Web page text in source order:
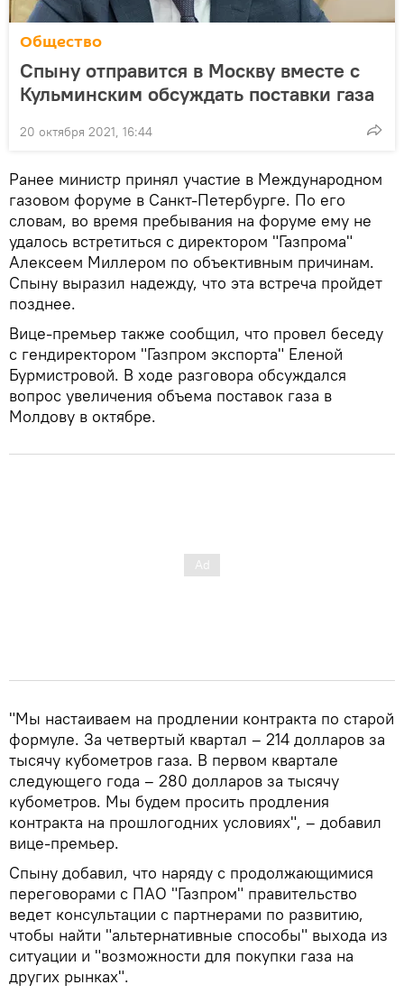
Общество
Спыну отправится в Москву вместе с
Кульминским обсуждать поставки газа
20 октября 2021, 16:44
Ранее министр принял участие в Международном
газовом форуме в Санкт-Петербурге. По его
словам, во время пребывания на форуме ему не
удалось встретиться с директором "Газпрома"
Алексеем Миллером по объективным причинам.
Спыну выразил надежду, что эта встреча пройдет
позднее.
Вице-премьер также сообщил, что провел беседу
с гендиректором "Газпром экспорта" Еленой
Бурмистровой. В ходе разговора обсуждался
вопрос увеличения объема поставок газа в
Молдову в октябре.
"Мы настаиваем на продлении контракта по старой
формуле. За четвертый квартал – 214 долларов за
тысячу кубометров газа. В первом квартале
следующего года – 280 долларов за тысячу
кубометров. Мы будем просить продления
контракта на прошлогодних условиях", – добавил
вице-премьер.
Спыну добавил, что наряду с продолжающимися
переговорами с ПАО "Газпром" правительство
ведет консультации с партнерами по развитию,
чтобы найти "альтернативные способы" выхода из
ситуации и "возможности для покупки газа на
других рынках".